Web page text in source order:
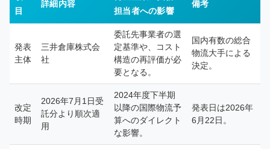
目
詳細内容
担当者への影響
備考
発表
主体
三井倉庫株式会
社
委託先事業者の選
定基準や、コスト
構造の再評価が必
要となる。
国内有数の総合
物流大手による
決定。
改定
時期
2026年7月1日受
託分より順次適
用
2024年度下半期
以降の国際物流予
算へのダイレクト
な影響。
発表日は2026年
6月22日。